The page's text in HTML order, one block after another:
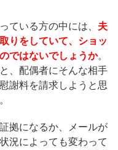
ている方の中には、 夫
りをしていて、ショッ
ではないでしょうか。
、配偶者にそんな相手
謝料を請求しようと思
拠になるか、メールが
況によっても変わって